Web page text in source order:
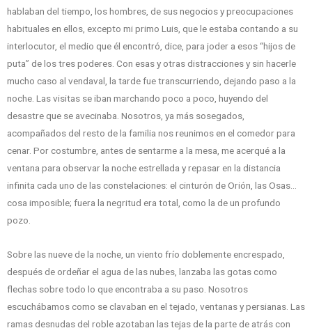
hablaban del tiempo, los hombres, de sus negocios y preocupaciones
habituales en ellos, excepto mi primo Luis, que le estaba contando a su
interlocutor, el medio que él encontró, dice, para joder a esos “hijos de
puta” de los tres poderes. Con esas y otras distracciones y sin hacerle
mucho caso al vendaval, la tarde fue transcurriendo, dejando paso a la
noche. Las visitas se iban marchando poco a poco, huyendo del
desastre que se avecinaba. Nosotros, ya más sosegados,
acompañados del resto de la familia nos reunimos en el comedor para
cenar. Por costumbre, antes de sentarme a la mesa, me acerqué a la
ventana para observar la noche estrellada y repasar en la distancia
infinita cada uno de las constelaciones: el cinturón de Orión, las Osas…
cosa imposible; fuera la negritud era total, como la de un profundo
pozo.
Sobre las nueve de la noche, un viento frío doblemente encrespado,
después de ordeñar el agua de las nubes, lanzaba las gotas como
flechas sobre todo lo que encontraba a su paso. Nosotros
escuchábamos como se clavaban en el tejado, ventanas y persianas. Las
ramas desnudas del roble azotaban las tejas de la parte de atrás con